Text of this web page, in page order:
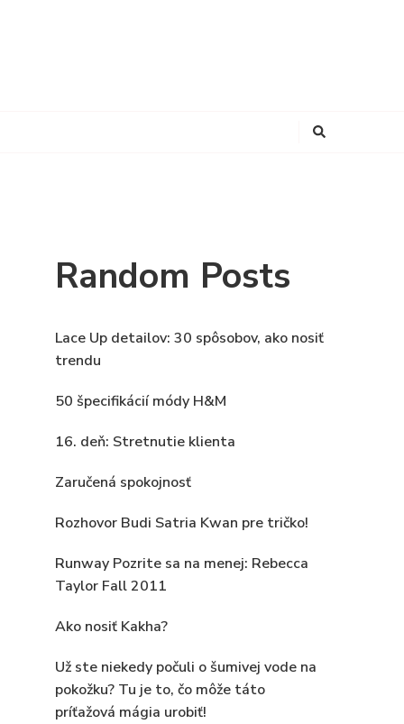
Random Posts
Lace Up detailov: 30 spôsobov, ako nosiť
trendu
50 špecifikácií módy H&M
16. deň: Stretnutie klienta
Zaručená spokojnosť
Rozhovor Budi Satria Kwan pre tričko!
Runway Pozrite sa na menej: Rebecca
Taylor Fall 2011
Ako nosiť Kakha?
Už ste niekedy počuli o šumivej vode na
pokožku? Tu je to, čo môže táto
príťažová mágia urobiť!